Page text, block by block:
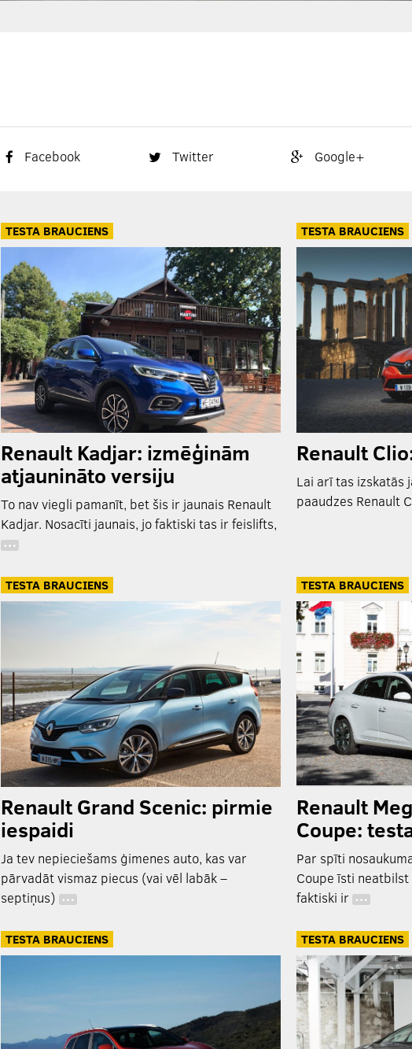
Facebook Twitter Google+
TESTA BRAUCIENS
Renault Kadjar: izmēģinām
atjaunināto versiju
To nav viegli pamanīt, bet šis ir jaunais Renault
Kadjar. Nosacīti jaunais, jo faktiski tas ir feislifts,
…
TESTA BRAUCIENS
Renault
Lai arī tas izskatās
paaudzes Renault
TESTA BRAUCIENS
Renault Grand Scenic: pirmie
iespaidi
Ja tev nepieciešams ģimenes auto, kas var
pārvadāt vismaz piecus (vai vēl labāk –
septiņus) …
TESTA BRAUCIENS
Renault
Coupe:
Par spīti
Coupe īsti
faktiski ir…
TESTA BRAUCIENS TESTA BRAUCIENS